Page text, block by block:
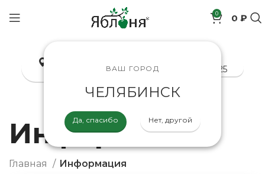
0
позиций0 ₽
ВАШ ГОРОД
ЧЕЛЯБИНСК
Да, спасибо Нет, другой
8-800-200-70-25
Информация
Главная Информация